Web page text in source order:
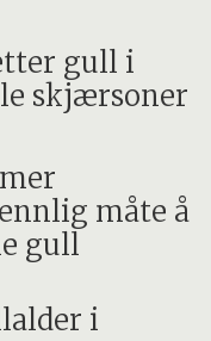
gull i
skjærsoner
måte å
gull
i